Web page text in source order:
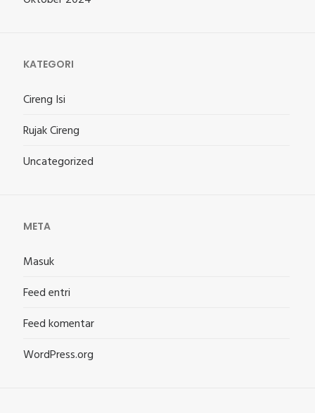
KATEGORI
Cireng Isi
Rujak Cireng
Uncategorized
META
Masuk
Feed entri
Feed komentar
WordPress.org